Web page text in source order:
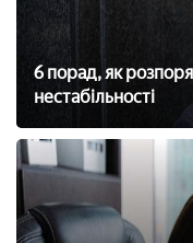
6 порад, як
нестабільності